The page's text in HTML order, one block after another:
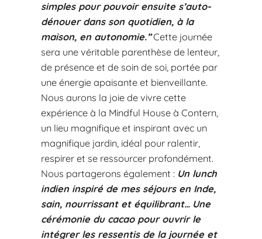
simples pour pouvoir ensuite s’auto-
dénouer dans son quotidien, à la
maison, en autonomie.”Cette journée
sera une véritable parenthèse de lenteur,
de présence et de soin de soi, portée par
une énergie apaisante et bienveillante.
Nous aurons la joie de vivre cette
expérience à la Mindful House à Contern,
un lieu magnifique et inspirant avec un
magnifique jardin, idéal pour ralentir,
respirer et se ressourcer profondément.
Nous partagerons également : Un lunch
indien inspiré de mes séjours en Inde,
sain, nourrissant et équilibrant… Une
cérémonie du cacao pour ouvrir le
intégrer les ressentis de la journée et